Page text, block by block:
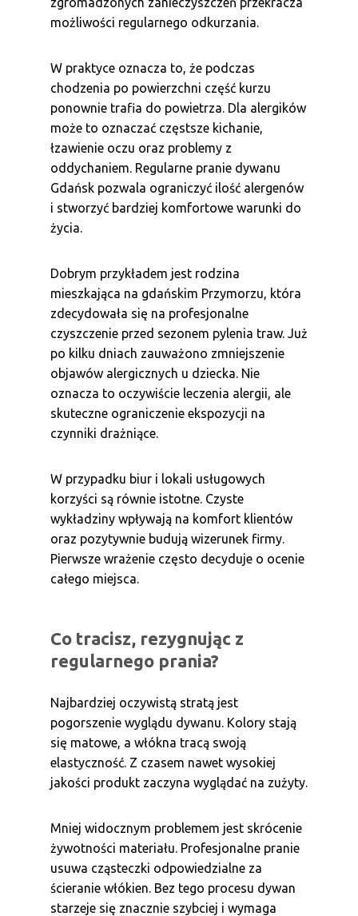
możliwości regularnego odkurzania.
W praktyce oznacza to, że podczas
chodzenia po powierzchni część kurzu
ponownie trafia do powietrza. Dla alergików
może to oznaczać częstsze kichanie,
łzawienie oczu oraz problemy z
oddychaniem. Regularne pranie dywanu
Gdańsk pozwala ograniczyć ilość alergenów
i stworzyć bardziej komfortowe warunki do
życia.
Dobrym przykładem jest rodzina
mieszkająca na gdańskim Przymorzu, która
zdecydowała się na profesjonalne
czyszczenie przed sezonem pylenia traw. Już
po kilku dniach zauważono zmniejszenie
objawów alergicznych u dziecka. Nie
oznacza to oczywiście leczenia alergii, ale
skuteczne ograniczenie ekspozycji na
czynniki drażniące.
W przypadku biur i lokali usługowych
korzyści są równie istotne. Czyste
wykładziny wpływają na komfort klientów
oraz pozytywnie budują wizerunek firmy.
Pierwsze wrażenie często decyduje o ocenie
całego miejsca.
Co tracisz, rezygnując z
regularnego prania?
Najbardziej oczywistą stratą jest
pogorszenie wyglądu dywanu. Kolory stają
się matowe, a włókna tracą swoją
elastyczność. Z czasem nawet wysokiej
jakości produkt zaczyna wyglądać na zużyty.
Mniej widocznym problemem jest skrócenie
żywotności materiału. Profesjonalne pranie
usuwa cząsteczki odpowiedzialne za
ścieranie włókien. Bez tego procesu dywan
starzeje się znacznie szybciej i wymaga